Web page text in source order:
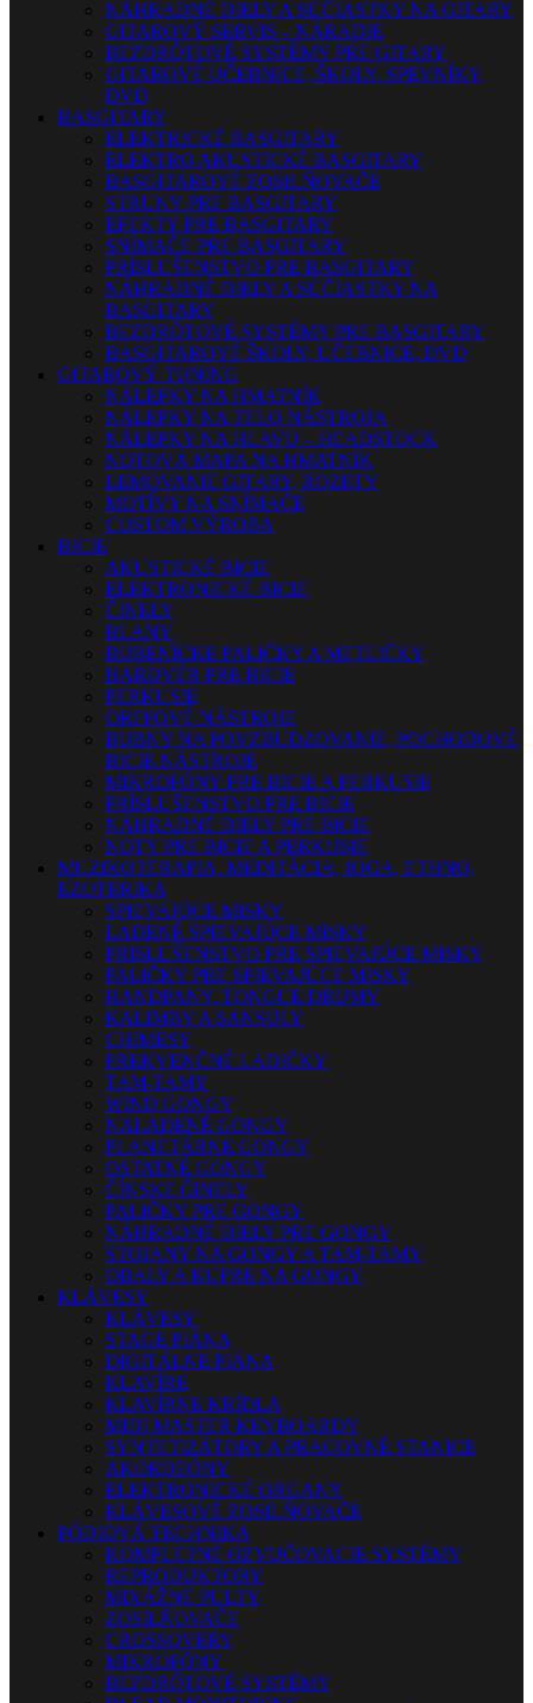
NÁHRADNÉ DIELY A SÚČIASTKY NA GITARY
GITAROVÝ SERVIS – NÁRADIE
BEZDRÔTOVÉ SYSTÉMY PRE GITARY
GITAROVÉ UČEBNICE, ŠKOLY, SPEVNÍKY,
DVD
BASGITARY
ELEKTRICKÉ BASGITARY
ELEKTRO AKUSTICKÉ BASGITARY
BASGITAROVÉ ZOSILŇOVAČE
STRUNY PRE BASGITARY
EFEKTY PRE BASGITARY
SNÍMAČE PRE BASGITARY
PRÍSLUŠENSTVO PRE BASGITARY
NÁHRADNÉ DIELY A SÚČIASTKY NA
BASGITARY
BEZDRÔTOVÉ SYSTÉMY PRE BASGITARY
BASGITAROVÉ ŠKOLY, UČEBNICE, DVD
GITAROVÝ TUNING
NÁLEPKY NA HMATNÍK
NÁLEPKY NA TELO NÁSTROJA
NÁLEPKY NA HLAVU – HEADSTOCK
NOTOVÁ MAPA NA HMATNÍK
LEMOVANIE GITARY, ROZETY
MOTÍVY NA SNÍMAČE
CUSTOM VÝROBA
BICIE
AKUSTICKÉ BICIE
ELEKTRONICKÉ BICIE
ČINELY
BLANY
BUBENÍCKE PALIČKY A METLIČKY
HARDVÉR PRE BICIE
PERKUSIE
ORFFOVÉ NÁSTROJE
BUBNY NA POVZBUDZOVANIE, POCHODOVÉ
BICIE NÁSTROJE
MIKROFÓNY PRE BICIE A PERKUSIE
PRÍSLUŠENSTVO PRE BICIE
NÁHRADNÉ DIELY PRE BICIE
NOTY PRE BICIE A PERKUSIE
MUZIKOTERAPIA, MEDITÁCIA, JOGA, ETHNO,
EZOTERIKA
SPIEVAJÚCE MISKY
LADENÉ SPIEVAJÚCE MISKY
PRISLUŠENSTVO PRE SPIEVAJÚCE MISKY
PALIČKY PRE SPIEVAJÚCE MISKY
HANDPANY, TONGUE DRUMY
KALIMBY A SANSULY
CHIMESY
FREKVENČNÉ LADIČKY
TAM-TAMY
WIND GONGY
NALADENÉ GONGY
PLANETÁRNE GONGY
OSTATNÉ GONGY
ČÍNSKE ČINELY
PALIČKY PRE GONGY
NÁHRADNÉ DIELY PRE GONGY
STOJANY NA GONGY A TAM-TAMY
OBALY A KUFRE NA GONGY
KLÁVESY
KLÁVESY
STAGE PIÁNA
DIGITÁLNE PIÁNA
KLAVÍRE
KLAVÍRNE KRÍDLA
MIDI MASTER KEYBOARDY
SYNTETIZÁTORY A PRACOVNÉ STANICE
AKORDEÓNY
ELEKTRONICKÉ ORGANY
KLÁVESOVÉ ZOSILŇOVAČE
PÓDIOVÁ TECHNIKA
KOMPLETNÉ OZVUČOVACIE SYSTÉMY
REPRODUKTORY
MIXÁŽNE PULTY
ZOSILŇOVAČE
CROSSOVERY
MIKROFÓNY
BEZDRÔTOVÉ SYSTÉMY